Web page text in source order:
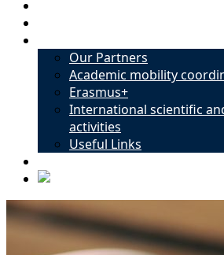
Our Partners
Academic mobility
Erasmus+
International scientific
activities
Useful Links